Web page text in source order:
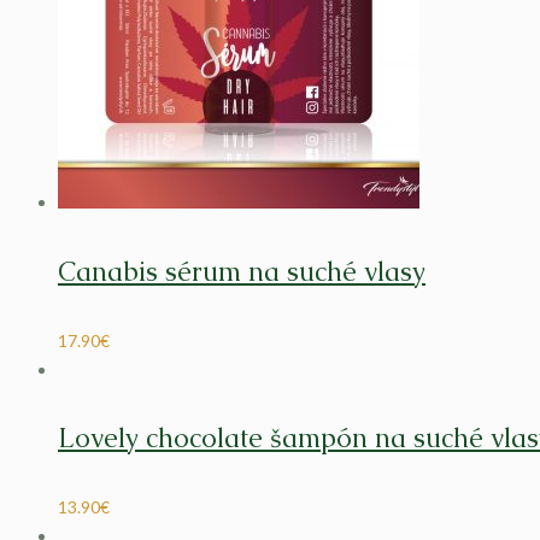
Canabis sérum na suché vlasy
17.90€
Lovely chocolate šampón na suché
13.90€